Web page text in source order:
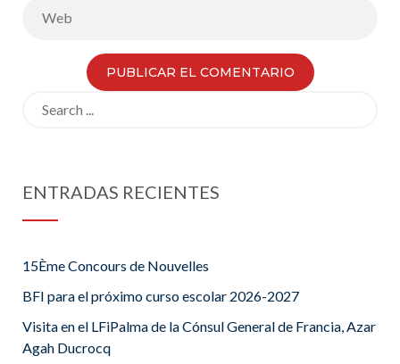
ENTRADAS RECIENTES
15Ème Concours de Nouvelles
BFI para el próximo curso escolar 2026-2027
Visita en el LFiPalma de la Cónsul General de Francia, Azar
Agah Ducrocq